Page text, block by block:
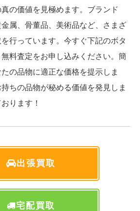
の価値を見極めます。ブランド
属、骨董品、美術品など、さまざ
行っています。今すぐ下記のボタ
料査定をお申し込みください。簡
の品物に適正な価格を提示しま
ちの品物が秘める価値を発見しま
ります！
出張買取
宅配買取